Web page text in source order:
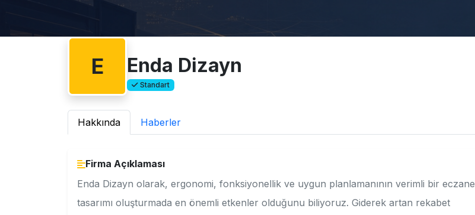
E Enda Dizayn
Standart
Hakkında Haberler
Firma Açıklaması
Enda Dizayn olarak, ergonomi, fonksiyonellik ve uygun planlamanının verimli bir eczane
tasarımı oluşturmada en önemli etkenler olduğunu biliyoruz. Giderek artan rekabet